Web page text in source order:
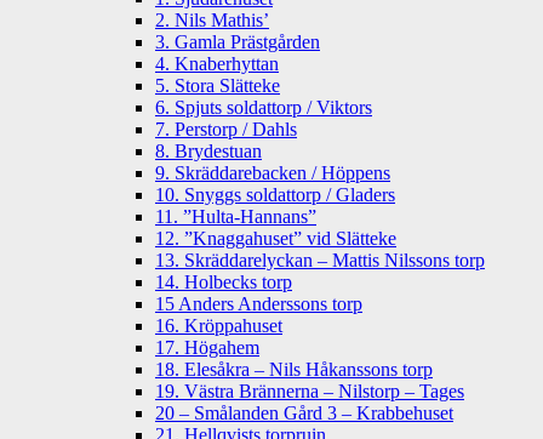
2. Nils Mathis’
3. Gamla Prästgården
4. Knaberhyttan
5. Stora Slätteke
6. Spjuts soldattorp / Viktors
7. Perstorp / Dahls
8. Brydestuan
9. Skräddarebacken / Höppens
10. Snyggs soldattorp / Gladers
11. ”Hulta-Hannans”
12. ”Knaggahuset” vid Slätteke
13. Skräddarelyckan – Mattis Nilssons torp
14. Holbecks torp
15 Anders Anderssons torp
16. Kröppahuset
17. Högahem
18. Elesåkra – Nils Håkanssons torp
19. Västra Brännerna – Nilstorp – Tages
20 – Smålanden Gård 3 – Krabbehuset